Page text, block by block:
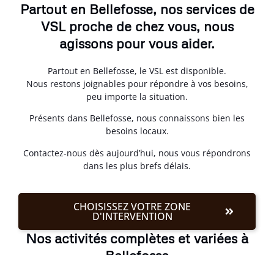
Partout en Bellefosse, nos services de
VSL proche de chez vous, nous
agissons pour vous aider.
Partout en Bellefosse, le VSL est disponible.
Nous restons joignables pour répondre à vos besoins,
peu importe la situation.
Présents dans Bellefosse, nous connaissons bien les
besoins locaux.
Contactez-nous dès aujourd’hui, nous vous répondrons
dans les plus brefs délais.
CHOISISSEZ VOTRE ZONE
D'INTERVENTION
Nos activités complètes et variées à